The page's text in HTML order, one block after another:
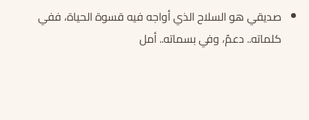
صديقي هو السلاح الذي أواجه فيه قسوة الحياة، ففي
كلماته.. دعمٌ، وفي بسماته.. أمل